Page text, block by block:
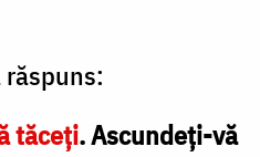
tăceţi. Ascundeţi-vă